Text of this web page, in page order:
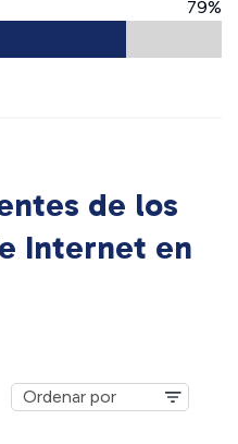
79%
de los
Internet en